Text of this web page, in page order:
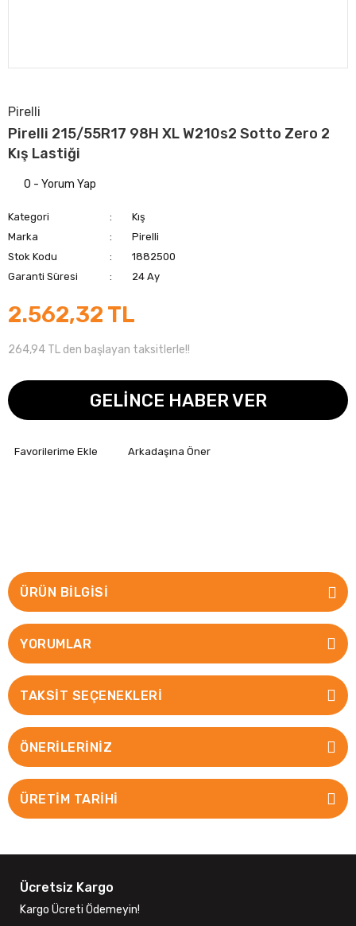
Pirelli
Pirelli 215/55R17 98H XL W210s2 Sotto Zero 2
Kış Lastiği
0 - Yorum Yap
Kategori
Kış
Marka
Pirelli
Stok Kodu
1882500
Garanti Süresi
24 Ay
2.562,32 TL
264,94 TL den başlayan taksitlerle!!
GELİNCE HABER VER
Arkadaşına Öner
ÜRÜN BILGISI
YORUMLAR
TAKSIT SEÇENEKLERI
ÖNERILERINIZ
ÜRETİM TARİHİ
Ücretsiz Kargo
Kargo Ücreti Ödemeyin!